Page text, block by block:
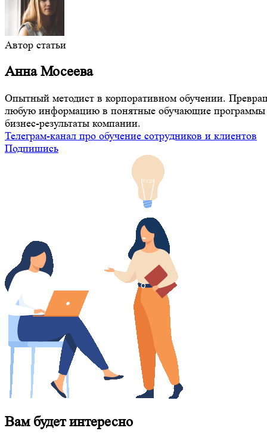
Автор статьи
Анна Мосеева
Опытный методист в корпоративном обучении.
любую информацию в понятные обучающие
бизнес-результаты компании.
Телеграм-канал про обучение сотрудников и клиентов
Подпишись
Вам будет интересно